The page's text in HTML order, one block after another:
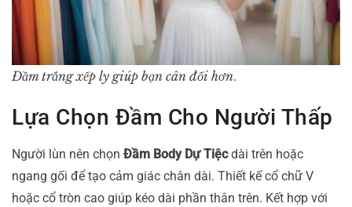
Đầm trắng xếp ly giúp bạn cân đối hơn.
Lựa Chọn Đầm Cho Người Thấp
Người lùn nên chọn Đầm Body Dự Tiệcdài trên hoặc
ngang gối để tạo cảm giác chân dài. Thiết kế cổ chữ V
hoặc cổ tròn cao giúp kéo dài phần thân trên. Kết hợp với